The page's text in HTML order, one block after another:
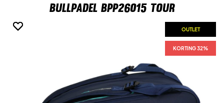
Bullpadel BPP26015 Tour
OUTLET
KORTING 32%
OUTLET
KORTING 32%
OUTLET
KORTING 32%